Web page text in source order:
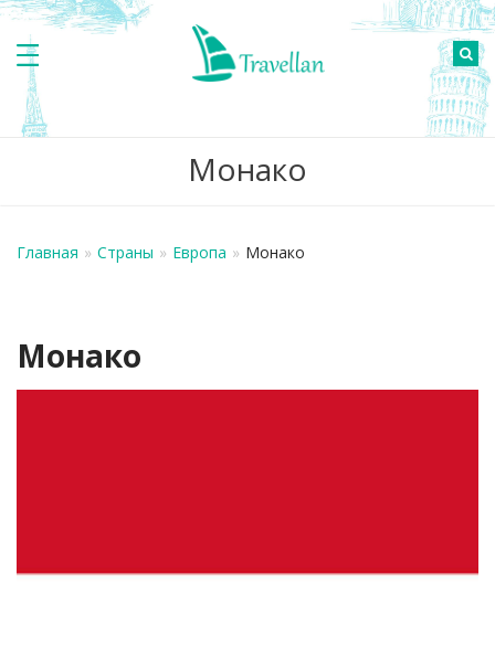
Монако
Главная » Страны » Европа » Монако
Монако